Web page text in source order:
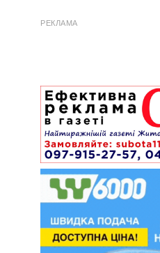
РЕКЛАМА